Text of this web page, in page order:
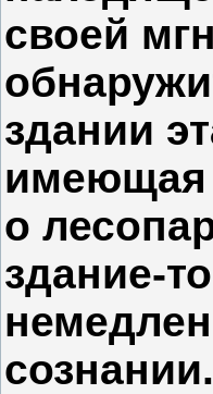
своей
здании
имеющая
о
здание-
сознании.